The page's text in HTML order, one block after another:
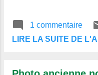
1 commentaire
LIRE LA SUITE DE